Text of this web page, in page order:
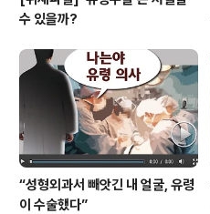
수 있을까?
“성형외과서 빼앗긴 내 얼굴, 유령
이 수술했다”